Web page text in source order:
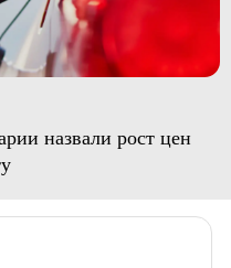
назвали рост цен